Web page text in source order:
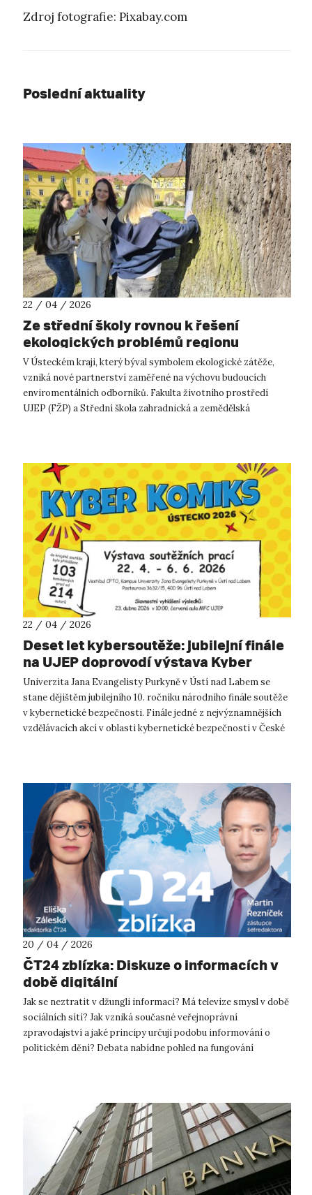
Zdroj fotografie: Pixabay.com
Poslední aktuality
22 / 04 / 2026
Ze střední školy rovnou k řešení
ekologických problémů regionu
V Ústeckém kraji, který býval symbolem ekologické zátěže,
vzniká nové partnerství zaměřené na výchovu budoucích
enviromentálních odborníků. Fakulta životního prostředí
UJEP (FŽP) a Střední škola zahradnická a zemědělská
22 / 04 / 2026
Deset let kybersoutěže: jubilejní finále
na UJEP doprovodí výstava Kyber
Komiksů
Univerzita Jana Evangelisty Purkyně v Ústí nad Labem se
stane dějištěm jubilejního 10. ročníku národního finále soutěže
v kybernetické bezpečnosti. Finále jedné z nejvýznamnějších
vzdělávacích akcí v oblasti kybernetické bezpečnosti v České
20 / 04 / 2026
ČT24 zblízka: Diskuze o informacích v
době digitální
Jak se neztratit v džungli informací? Má televize smysl v době
sociálních sítí? Jak vzniká současné veřejnoprávní
zpravodajství a jaké principy určují podobu informování o
politickém dění? Debata nabídne pohled na fungování